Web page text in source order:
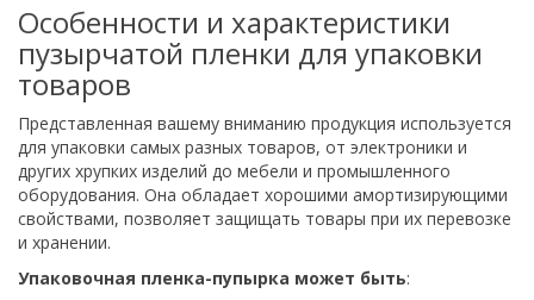
Особенности и характеристики
пузырчатой пленки для упаковки
товаров
Представленная вашему вниманию продукция используется
для упаковки самых разных товаров, от электроники и
других хрупких изделий до мебели и промышленного
оборудования. Она обладает хорошими амортизирующими
свойствами, позволяет защищать товары при их перевозке
и хранении.
Упаковочная пленка-пупырка может быть: